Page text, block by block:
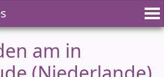
am in